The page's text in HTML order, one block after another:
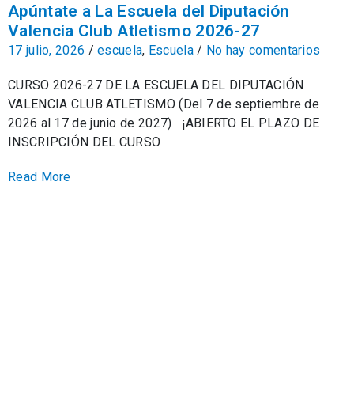
Apúntate a La Escuela del Diputación
Valencia Club Atletismo 2026-27
17 julio, 2026 / escuela, Escuela / No hay comentarios
CURSO 2026-27 DE LA ESCUELA DEL DIPUTACIÓN
VALENCIA CLUB ATLETISMO (Del 7 de septiembre de
2026 al 17 de junio de 2027) ¡ABIERTO EL PLAZO DE
INSCRIPCIÓN DEL CURSO
Read More